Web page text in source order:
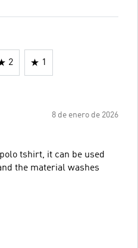
2 1
8 de enero de 2026
tshirt, it can be used
the material washes